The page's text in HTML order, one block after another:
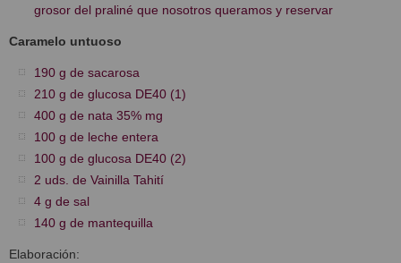
grosor del praliné que nosotros queramos y reservar
Caramelo untuoso
190 g de sacarosa
210 g de glucosa DE40 (1)
400 g de nata 35% mg
100 g de leche entera
100 g de glucosa DE40 (2)
2 uds. de Vainilla Tahití
4 g de sal
140 g de mantequilla
Elaboración: